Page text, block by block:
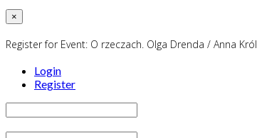
×
Register for Event: O rzeczach. Olga Drenda / Anna Król
Login
Register